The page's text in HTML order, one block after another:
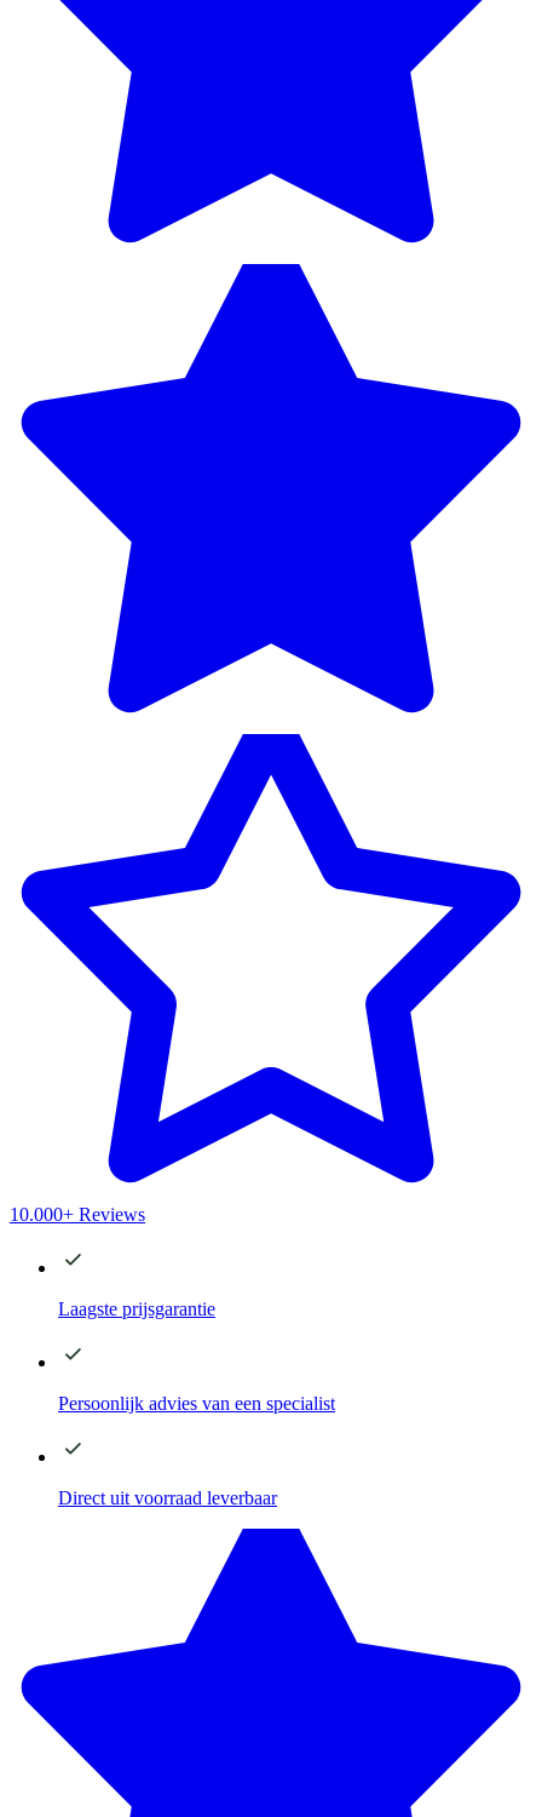
10.000+ Reviews
Laagste prijsgarantie
Persoonlijk advies van een specialist
Direct uit voorraad leverbaar